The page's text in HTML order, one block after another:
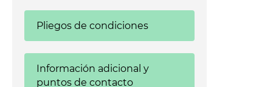
Pliegos de condiciones
Información adicional y
puntos de contacto